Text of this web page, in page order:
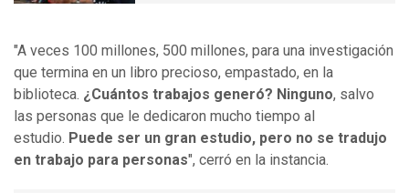
"A veces 100 millones, 500 millones, para una investigación
que termina en un libro precioso, empastado, en la
biblioteca. ¿Cuántos trabajos generó? Ninguno, salvo
las personas que le dedicaron mucho tiempo al
estudio. Puede ser un gran estudio, pero no se tradujo
en trabajo para personas", cerró en la instancia.